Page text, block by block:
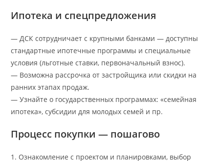
Ипотека и спецпредложения
— ДСК сотрудничает с крупными банками — доступны
стандартные ипотечные программы и специальные
условия (льготные ставки, первоначальный взнос).
— Возможна рассрочка от застройщика или скидки на
ранних этапах продаж.
— Узнайте о государственных программах: «семейная
ипотека», субсидии для молодых семей и пр.
Процесс покупки — пошагово
1. Ознакомление с проектом и планировками, выбор